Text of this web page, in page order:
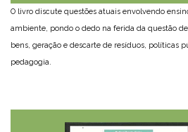
O livro discute questões atuais envolvendo
ambiente, pondo o dedo na ferida da questão
bens, geração e descarte de resíduos, políticas
pedagogia.